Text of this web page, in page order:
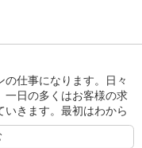
仕事になります。日々
一日の多くはお客様の求
きます。最初はわから
ミュニケーションを取る
しょう。細かい仕事